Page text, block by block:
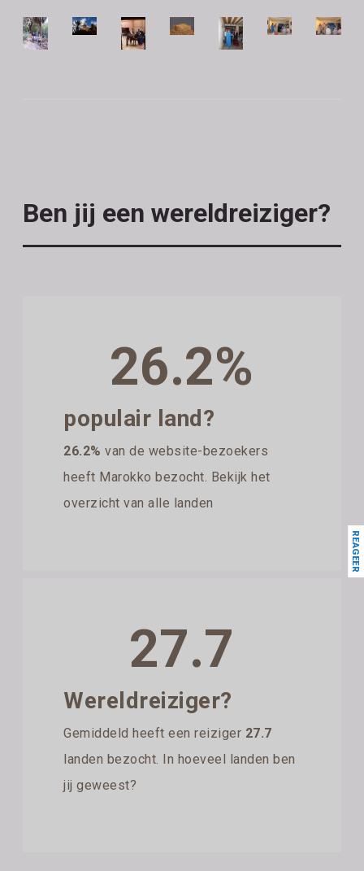
Ben jij een wereldreiziger?
26.2%
populair land?
26.2% van de website-bezoekers
heeft Marokko bezocht. Bekijk het
overzicht van alle landen
27.7
Wereldreiziger?
Gemiddeld heeft een reiziger 27.7
landen bezocht. In hoeveel landen ben
jij geweest?
REAGEER